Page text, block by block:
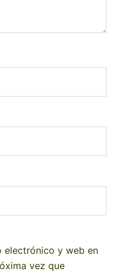
electrónico y web en
vez que